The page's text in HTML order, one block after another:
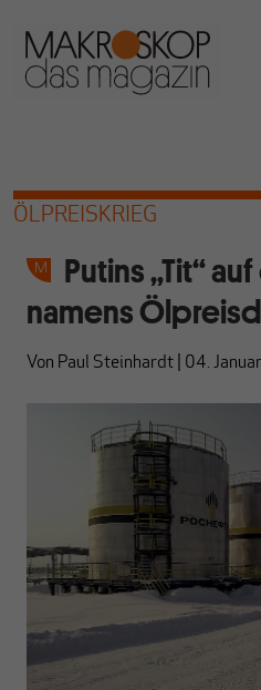
ÖLPREISKRIEG
Putins „Tit“
namens
Von Paul Steinhardt 04.